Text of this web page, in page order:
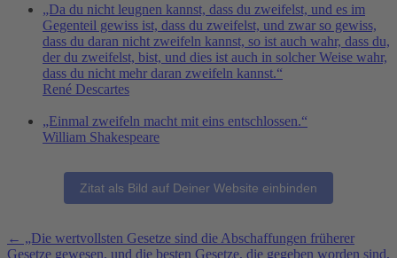
„Da du nicht leugnen kannst, dass du zweifelst, und es im
Gegenteil gewiss ist, dass du zweifelst, und zwar so gewiss,
dass du daran nicht zweifeln kannst, so ist auch wahr, dass du,
der du zweifelst, bist, und dies ist auch in solcher Weise wahr,
dass du nicht mehr daran zweifeln kannst.“
René Descartes
„Einmal zweifeln macht mit eins entschlossen.“
William Shakespeare
Zitat als Bild auf Deiner Website einbinden
Weitere
← „Die wertvollsten Gesetze sind die Abschaffungen früherer
Gesetze gewesen, und die besten Gesetze, die gegeben worden sind,